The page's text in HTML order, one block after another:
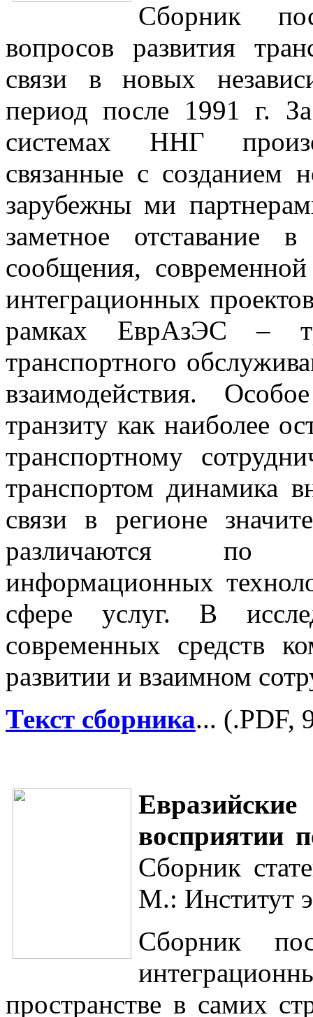
Сборник
вопросов развития
связи в новых
период после 1991 г.
системах ННГ
связанные с созданием
зарубежны ми
заметное отставание
сообщения,
интеграционных
рамках ЕврАзЭС –
транспортного
взаимодействия.
транзиту как наиболее
транспортному
транспортом динамика
связи в регионе
различаются по
информационных
сфере услуг. В
современных средств
развитии и взаимном
Текст сборника... (.PDF,
восприятии
Сборник
М.: Институт
Сборник
пространстве в самих